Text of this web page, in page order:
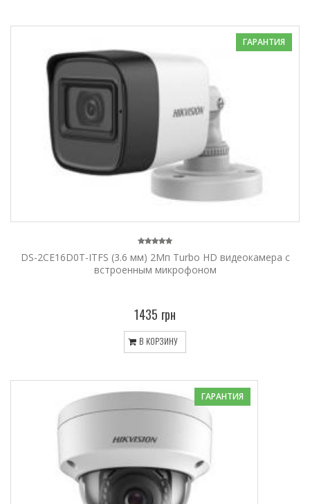
ГАРАНТИЯ
DS-2CE16D0T-ITFS (3.6 мм) 2Мп Turbo HD видеокамера с
встроенным микрофоном
1435 грн
В КОРЗИНУ
ГАРАНТИЯ